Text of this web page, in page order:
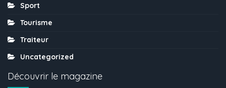
Sport
Tourisme
Traiteur
Uncategorized
Découvrir le magazine